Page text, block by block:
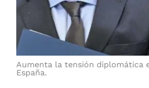
Aumenta la tensión diplomática
España.